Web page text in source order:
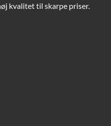
kvalitet til skarpe priser.